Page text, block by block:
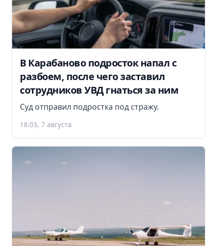
В Карабаново подросток напал с
разбоем, после чего заставил
сотрудников УВД гнаться за ним
Суд отправил подростка под стражу.
18:03, 7 августа